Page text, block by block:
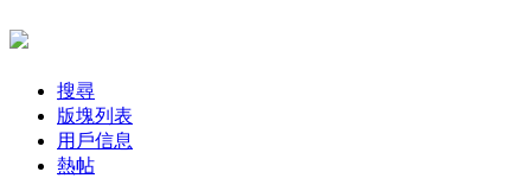
搜尋
版塊列表
用戶信息
熱帖